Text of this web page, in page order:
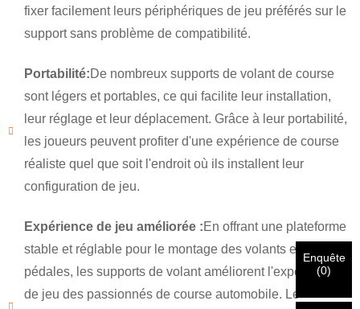
fixer facilement leurs périphériques de jeu préférés sur le
support sans problème de compatibilité.
Portabilité:De nombreux supports de volant de course
sont légers et portables, ce qui facilite leur installation,
leur réglage et leur déplacement. Grâce à leur portabilité,
les joueurs peuvent profiter d'une expérience de course
réaliste quel que soit l'endroit où ils installent leur
configuration de jeu.
Expérience de jeu améliorée :En offrant une plateforme
stable et réglable pour le montage des volants et des
pédales, les supports de volant améliorent l'expérience
de jeu des passionnés de course automobile. Le
×
CHOISISSEZ VOTRE PROPRE IDENTITÉ
Je suis
Client de CHARM
Je suis
Nouveau visiteur
×
VÉRIFIEZ VOTRE IDENTITÉ
Veuillez saisir ci-dessous votre adresse courriel
véritable client de CHARM.
Retour Soumettre
Avant de soumettre, veuillez
l'information
estCORRECT.Des informations incorrectes entraîneront un
×
Nous avons bien reçu votre demande et nous allons…
VÉRIFIERvotre soumission
informations pour l'authentification et l'autorisation. Une fois
Une fois votre identité vérifiée, vous recevrez une notification
Enquête
(0)